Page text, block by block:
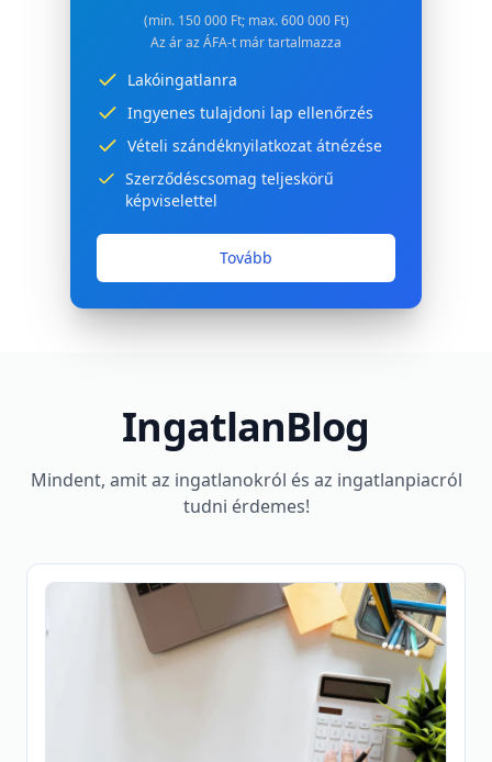
(min. 150 000 Ft; max. 600 000 Ft)
Az ár az ÁFA-t már tartalmazza
Lakóingatlanra
Ingyenes tulajdoni lap ellenőrzés
Vételi szándéknyilatkozat átnézése
Szerződéscsomag teljeskörű
képviselettel
Tovább
IngatlanBlog
Mindent, amit az ingatlanokról és az ingatlanpiacról
tudni érdemes!